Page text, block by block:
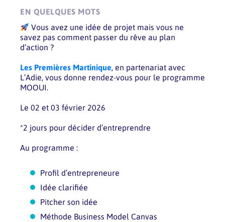
EN QUELQUES MOTS
Vous avez une idée de projet mais vous ne
savez pas comment passer du rêve au plan
d’action ?
Les Premières Martinique, en partenariat avec
L’Adie, vous donne rendez-vous pour le programme
MOOUI.
Le 02 et 03 février 2026
*2 jours pour décider d’entreprendre
Au programme :
Profil d’entrepreneure
Idée clarifiée
Pitcher son idée
Méthode Business Model Canvas